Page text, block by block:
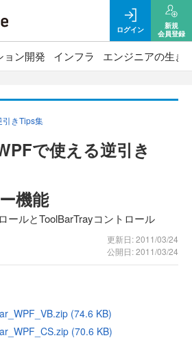
ログイン
新規
会員登録
ョン開発 インフラ エンジニアの生き
きTips集
で使える逆引き
機能
ールとToolBarTrayコントロール
更新日: 2011/03/24
公開日: 2011/03/24
(74.6 KB)
(70.6 KB)